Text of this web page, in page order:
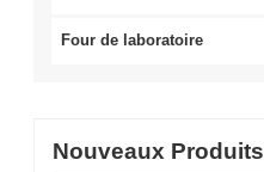
Four de laboratoire
Nouveaux Produits